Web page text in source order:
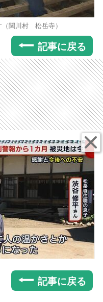
関川村 松岳寺）
記事に戻る
記事に戻る